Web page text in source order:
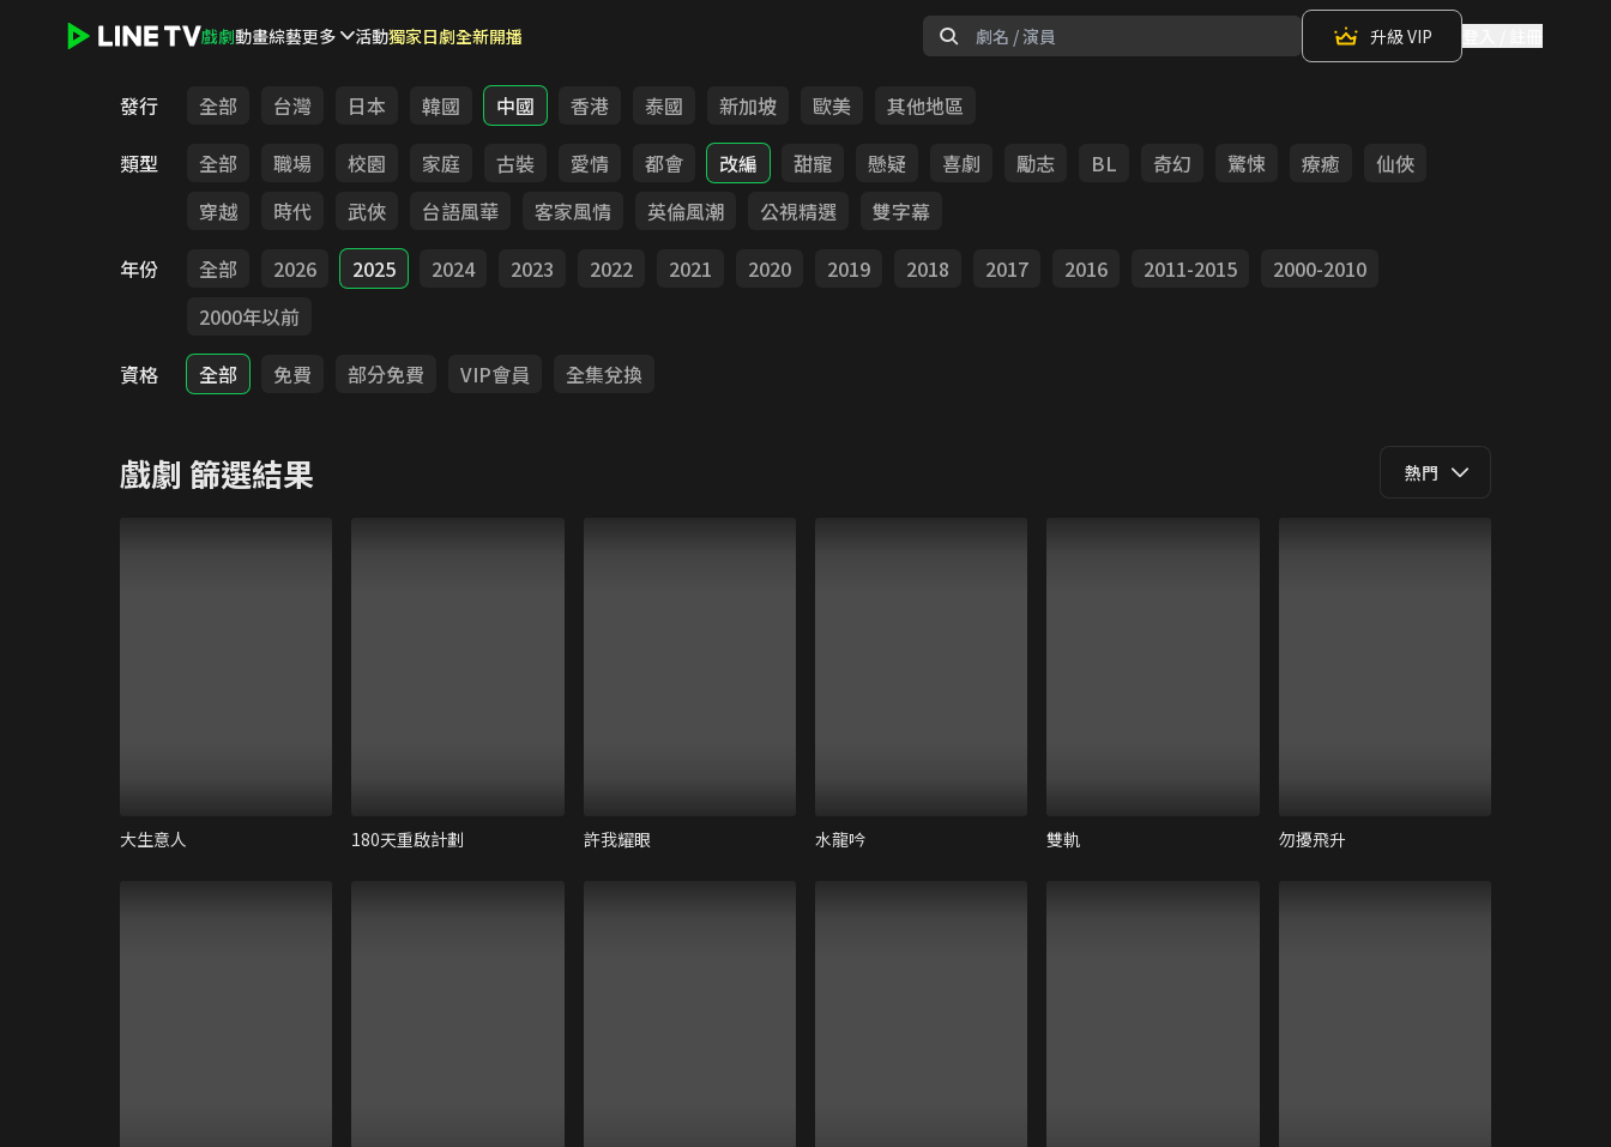
戲劇動畫綜藝更多 活動獨家日劇全新開播 升級 VIP
發行 全部 台灣 日本 韓國 中國 香港 泰國 新加坡 歐美
其他地區
類型
全部 職場 校園 家庭 古裝 愛情 都會 改編 甜寵 懸疑 喜劇 勵志 BL 奇幻 驚悚 療癒
仙俠
穿越
時代 武俠 台語風華 客家風情 英倫風潮 公視精選
雙字幕
年份
全部 2026 2025 2024 2023 2022 2021 2020 2019 2018 2017 2016 2011-2015
2000-2010
2000年以前
資格
全部 免費 部分免費 VIP會員 全集兌換
戲劇 篩選結果 熱門
大生意人 180天重啟計劃 許我耀眼 水龍吟 雙軌 勿擾飛升